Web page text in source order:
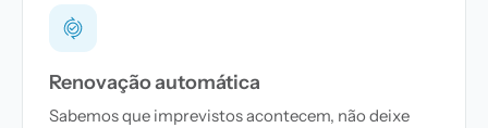
Renovação automática
Sabemos que imprevistos acontecem, não deixe